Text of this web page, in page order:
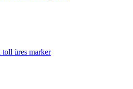
toll üres marker